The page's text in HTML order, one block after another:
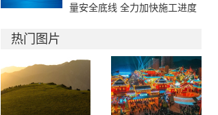
量安全底线 全力加快施工进度
热门图片